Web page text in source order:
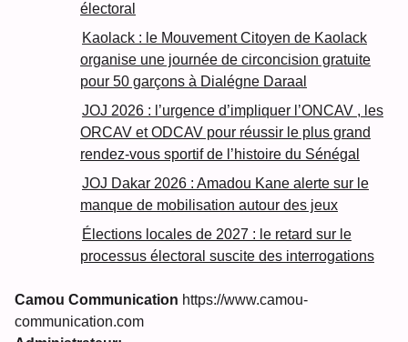
électoral
Kaolack : le Mouvement Citoyen de Kaolack
organise une journée de circoncision gratuite
pour 50 garçons à Dialégne Daraal
JOJ 2026 : l’urgence d’impliquer l’ONCAV , les
ORCAV et ODCAV pour réussir le plus grand
rendez-vous sportif de l’histoire du Sénégal
JOJ Dakar 2026 : Amadou Kane alerte sur le
manque de mobilisation autour des jeux
Élections locales de 2027 : le retard sur le
processus électoral suscite des interrogations
Camou Communication https://www.camou-
communication.com